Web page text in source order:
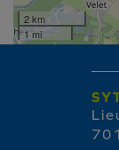
2 km
1 mi